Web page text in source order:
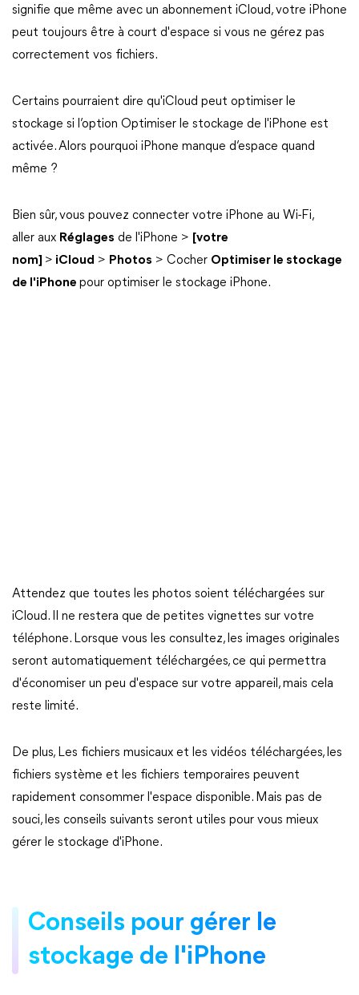
signifie que même avec un abonnement iCloud, votre iPhone
peut toujours être à court d'espace si vous ne gérez pas
correctement vos fichiers.
Certains pourraient dire qu'iCloud peut optimiser le
stockage si l’option Optimiser le stockage de l'iPhone est
activée. Alors pourquoi iPhone manque d’espace quand
même ?
Bien sûr, vous pouvez connecter votre iPhone au Wi-Fi,
aller aux Réglages de l'iPhone > [votre
nom] > iCloud > Photos > Cocher Optimiser le stockage
de l'iPhone pour optimiser le stockage iPhone.
Attendez que toutes les photos soient téléchargées sur
iCloud. Il ne restera que de petites vignettes sur votre
téléphone. Lorsque vous les consultez, les images originales
seront automatiquement téléchargées, ce qui permettra
d'économiser un peu d'espace sur votre appareil, mais cela
reste limité.
De plus, Les fichiers musicaux et les vidéos téléchargées, les
fichiers système et les fichiers temporaires peuvent
rapidement consommer l'espace disponible. Mais pas de
souci, les conseils suivants seront utiles pour vous mieux
gérer le stockage d'iPhone.
Conseils pour gérer le
stockage de l'iPhone